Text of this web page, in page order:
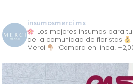
insumosmerci.mx
Los mejores insumos para
de la comunidad de floristas
Merci
¡Compra en línea!